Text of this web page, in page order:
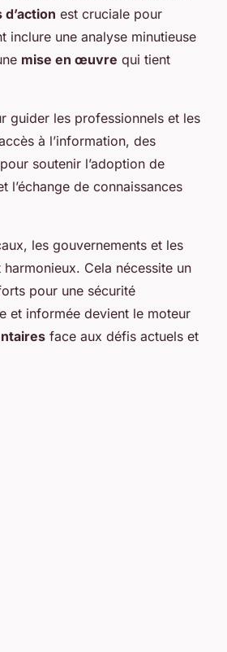
d’action est cruciale pour
inclure une analyse minutieuse
mise en œuvre qui tient
guider les professionnels et les
à l’information, des
soutenir l’adoption de
l’échange de connaissances
les gouvernements et les
Cela nécessite un
pour une sécurité
et informée devient le moteur
face aux défis actuels et